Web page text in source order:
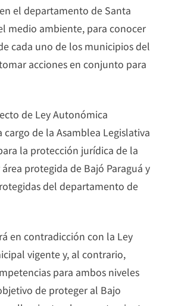
el departamento de Santa
medio ambiente, para conocer
cada uno de los municipios del
acciones en conjunto para
de Ley Autonómica
de la Asamblea Legislativa
la protección jurídica de la
protegida de Bajó Paraguá y
del departamento de
en contradicción con la Ley
vigente y, al contrario,
para ambos niveles
de proteger al Bajo